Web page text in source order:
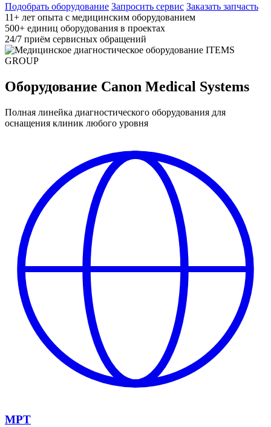
Подобрать оборудование Запросить сервис Заказать запчасть
11+ лет опыта с медицинским оборудованием
500+ единиц оборудования в проектах
24/7 приём сервисных обращений
Оборудование Canon Medical Systems
Полная линейка диагностического оборудования для
оснащения клиник любого уровня
МРТ